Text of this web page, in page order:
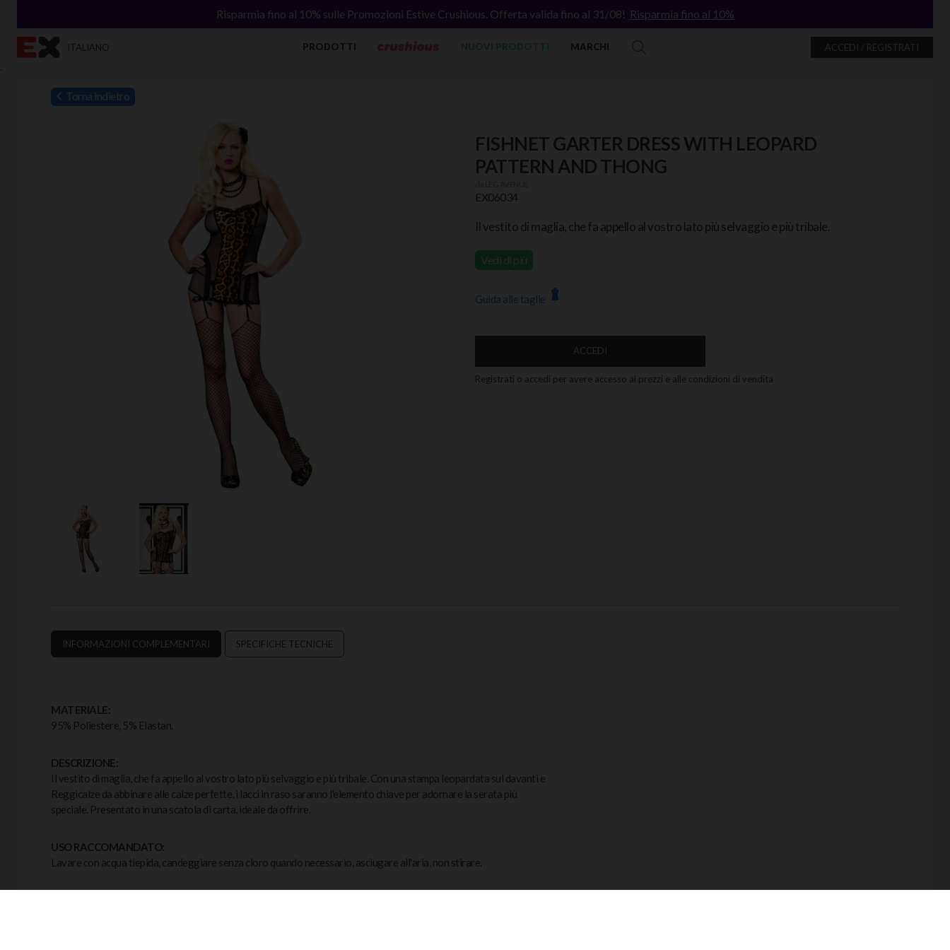
`
Risparmia fino al 10% sulle Promozioni Estive Crushious. Offerta valida fino al 31/08! Risparmia fino al 10%
ITALIANO PRODOTTI NUOVI PRODOTTI MARCHI ACCEDI / REGISTRATI
Torna indietro
FISHNET GARTER DRESS WITH LEOPARD
PATTERN AND THONG
EX06034
Il vestito di maglia, che fa appello al vostro lato più selvaggio e più tribale.
Vedi di più
Guida alle taglie
ACCEDI
Registrati o accedi per avere accesso ai prezzi e alle condizioni di vendita
INFORMAZIONI COMPLEMENTARI SPECIFICHE TECNICHE
MATERIALE:
95% Poliestere, 5% Elastan.
DESCRIZIONE:
Il vestito di maglia, che fa appello al vostro lato più selvaggio e più tribale. Con una stampa leopardata sul davanti e
Reggicalze da abbinare alle calze perfette, i lacci in raso saranno l'elemento chiave per adornare la serata più
speciale. Presentato in una scatola di carta, ideale da offrire.
USO RACCOMANDATO:
Lavare con acqua tiepida, candeggiare senza cloro quando necessario, asciugare all'aria, non stirare.